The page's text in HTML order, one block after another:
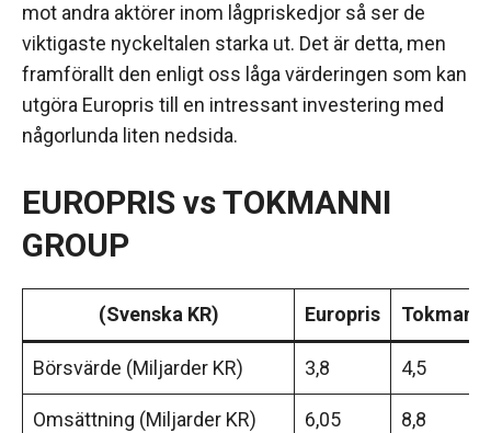
mot andra aktörer inom lågpriskedjor så ser de
viktigaste nyckeltalen starka ut. Det är detta, men
framförallt den enligt oss låga värderingen som kan
utgöra Europris till en intressant investering med
någorlunda liten nedsida.
EUROPRIS vs TOKMANNI
GROUP
(Svenska KR) Europris Tokmanni
Börsvärde (Miljarder KR) 3,8 4,5
Omsättning (Miljarder KR) 6,05 8,8